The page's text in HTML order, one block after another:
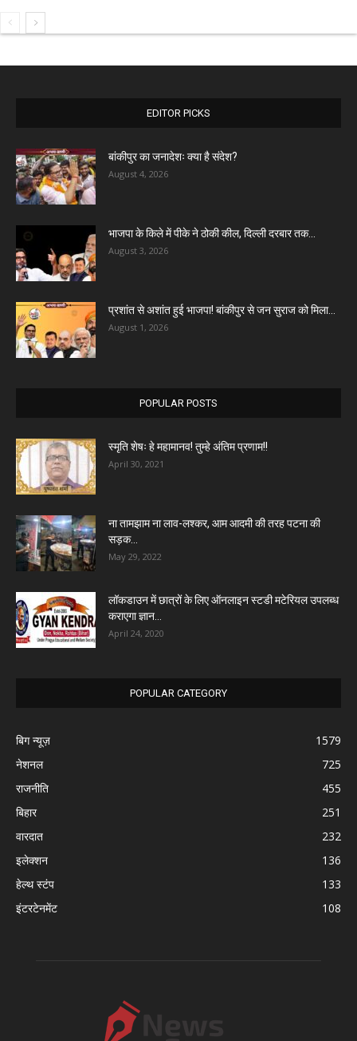
EDITOR PICKS
बांकीपुर का जनादेशः क्या है संदेश?
August 4, 2026
भाजपा के किले में पीके ने ठोकी कील, दिल्ली दरबार तक...
August 3, 2026
प्रशांत से अशांत हुई भाजपा! बांकीपुर से जन सुराज को मिला...
August 1, 2026
POPULAR POSTS
स्मृति शेषः हे महामानव! तुम्हे अंतिम प्रणाम!!
April 30, 2021
ना तामझाम ना लाव-लश्कर, आम आदमी की तरह पटना की
सड़क...
May 29, 2022
लॉकडाउन में छात्रों के लिए ऑनलाइन स्टडी मटेरियल उपलब्ध
कराएगा ज्ञान...
April 24, 2020
POPULAR CATEGORY
बिग न्यूज़
1579
नेशनल
725
राजनीति
455
बिहार
251
वारदात
232
इलेक्शन
136
हेल्थ स्टंप
133
इंटरटेनमेंट
108